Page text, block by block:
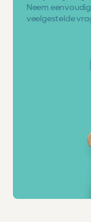
Neem eenvoudig
veelgestelde